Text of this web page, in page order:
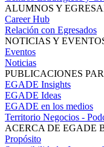
ALUMNOS Y
Career Hub
Relación con Egresados
NOTICIAS Y
Eventos
Noticias
PUBLICACIONES
EGADE Insights
EGADE Ideas
EGADE en los medios
Territorio Negocios -
ACERCA DE EGADE
Propósito